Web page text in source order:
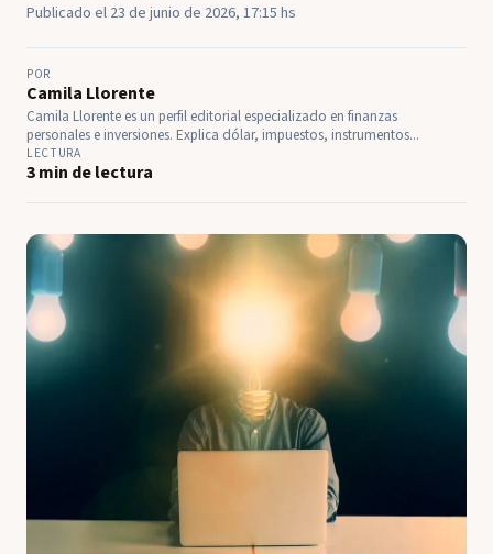
Publicado el 23 de junio de 2026, 17:15 hs
POR
Camila Llorente
Camila Llorente es un perfil editorial especializado en finanzas
personales e inversiones. Explica dólar, impuestos, instrumentos...
LECTURA
3 min de lectura